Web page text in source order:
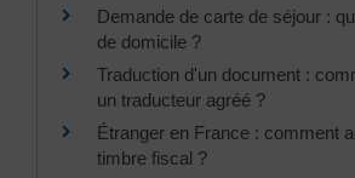
Demande de carte de séjour :
de domicile ?
Traduction d'un document :
un traducteur agréé ?
Étranger en France : comment
timbre fiscal ?